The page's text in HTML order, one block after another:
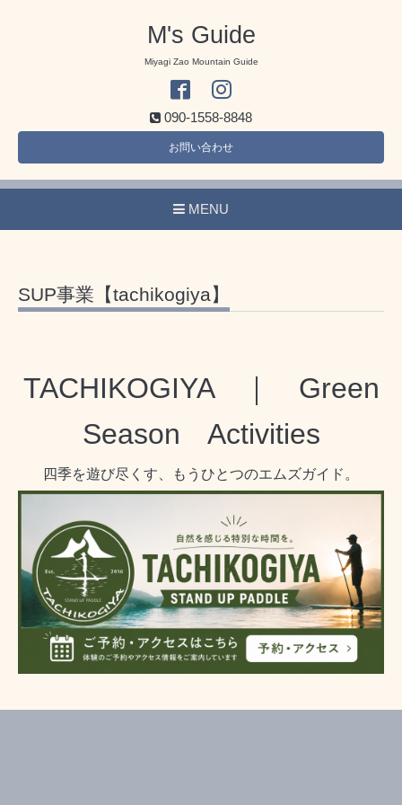
M's Guide
Miyagi Zao Mountain Guide
090-1558-8848
お問い合わせ
MENU
SUP事業【tachikogiya】
TACHIKOGIYA ｜ Green
Season Activities
四季を遊び尽くす、もうひとつのエムズガイド。